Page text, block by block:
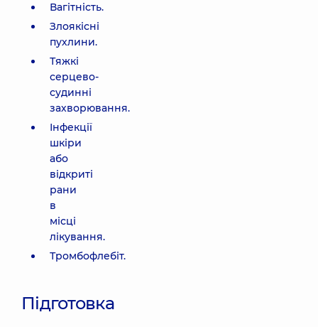
Вагітність.
Злоякісні
пухлини.
Тяжкі
серцево-
судинні
захворювання.
Інфекції
шкіри
або
відкриті
рани
в
місці
лікування.
Тромбофлебіт.
Підготовка